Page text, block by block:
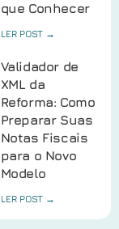
que Conhecer
LER POST →
Validador de
XML da
Reforma: Como
Preparar Suas
Notas Fiscais
para o Novo
Modelo
LER POST →